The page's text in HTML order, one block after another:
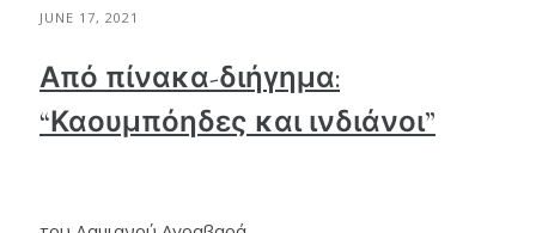
JUNE 17, 2021
Από πίνακα-διήγημα:
“Καουμπόηδες και ινδιάνοι”